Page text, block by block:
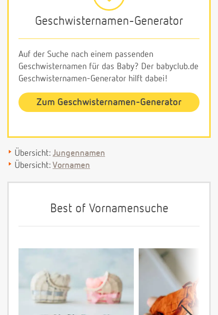
Geschwisternamen-Generator
Auf der Suche nach einem passenden
Geschwisternamen für das Baby? Der babyclub.de
Geschwisternamen-Generator hilft dabei!
Zum Geschwisternamen-Generator
Übersicht: Jungennamen
Übersicht: Vornamen
Best of Vornamensuche